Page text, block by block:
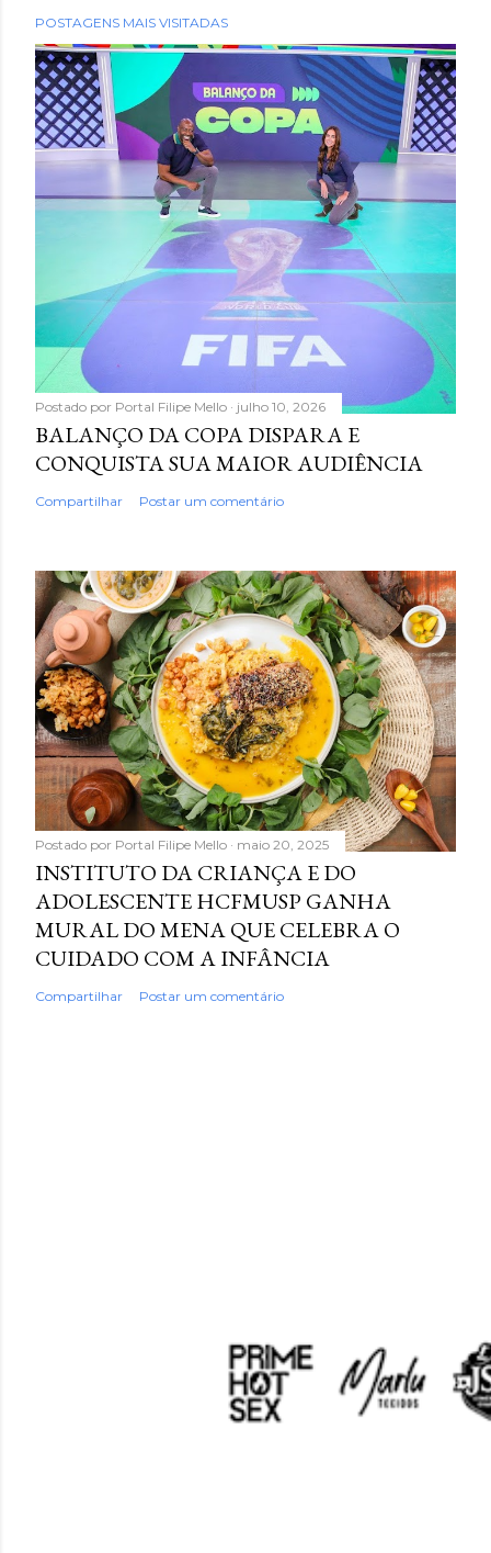
POSTAGENS MAIS VISITADAS
Postado por Portal Filipe Mello julho 10, 2026
BALANÇO DA COPA DISPARA E
CONQUISTA SUA MAIOR AUDIÊNCIA
Compartilhar Postar um comentário
Postado por Portal Filipe Mello maio 20, 2025
INSTITUTO DA CRIANÇA E DO
ADOLESCENTE HCFMUSP GANHA
MURAL DO MENA QUE CELEBRA O
CUIDADO COM A INFÂNCIA
Compartilhar Postar um comentário